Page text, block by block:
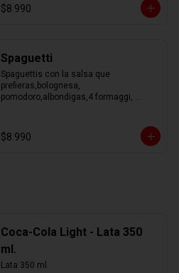
$8.990
Spaguetti
Spaguettis con la salsa que
prefieras,bolognesa,
pomodoro,albondigas,4 formaggi,
$8.990
Coca-Cola Light - Lata 350
ml.
Lata 350 ml.